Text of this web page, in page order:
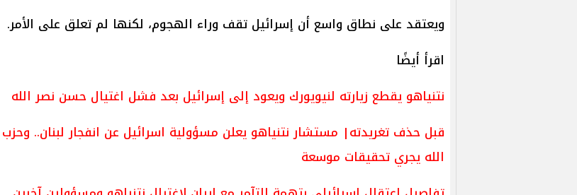
ويعتقد على نطاق واسع أن إسرائيل تقف وراء الهجوم، لكنها لم تعلق على الأمر.
اقرأ أيضًا
نتنياهو يقطع زيارته لنيويورك ويعود إلى إسرائيل بعد فشل اغتيال حسن نصر الله
قبل حذف تغريدته| مستشار نتنياهو يعلن مسؤولية اسرائيل عن انفجار لبنان.. وحزب
الله يجري تحقيقات موسعة